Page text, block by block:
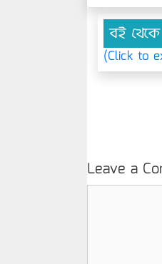
বই
(Click to
Leave a